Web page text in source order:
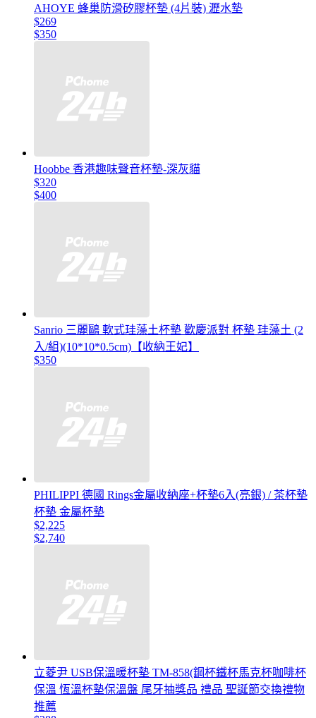
AHOYE 蜂巢防滑矽膠杯墊 (4片裝) 瀝水墊
$269
$350
Hoobbe 香港趣味聲音杯墊-深灰貓
$320
$400
Sanrio 三麗鷗 軟式珪藻土杯墊 歡慶派對 杯墊 珪藻土 (2
入/組)(10*10*0.5cm)【收納王妃】
$350
PHILIPPI 德國 Rings金屬收納座+杯墊6入(亮銀) / 茶杯墊
杯墊 金屬杯墊
$2,225
$2,740
立菱尹 USB保溫暖杯墊 TM-858(鋼杯鐵杯馬克杯咖啡杯
保溫 恆溫杯墊保溫盤 尾牙抽獎品 禮品 聖誕節交換禮物
推薦